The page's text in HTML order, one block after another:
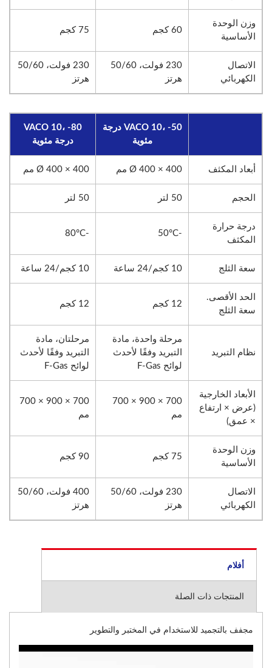
وزن الوحدة
الأساسية
60 كجم 75 كجم
الاتصال
الكهربائي
230 فولت، 50/60
هرتز
230 فولت، 50/60
هرتز
VACO 10، -50 درجة
مئوية
VACO 10، -80
درجة مئوية
أبعاد المكثف Ø 400 × 400 مم Ø 400 × 400 مم
الحجم 50 لتر 50 لتر
درجة حرارة
المكثف
-50°C
-80°C
سعة الثلج 10 كجم/24 ساعة 10 كجم/24 ساعة
الحد الأقصى.
سعة الثلج
12 كجم 12 كجم
نظام التبريد
مرحلة واحدة، مادة
التبريد وفقًا لأحدث
لوائح F-Gas
مرحلتان، مادة
التبريد وفقًا لأحدث
لوائح F-Gas
الأبعاد الخارجية
(عرض × ارتفاع
× عمق)
700 × 900 × 700
مم
700 × 900 × 700
مم
وزن الوحدة
الأساسية
75 كجم 90 كجم
الاتصال
الكهربائي
230 فولت، 50/60
هرتز
400 فولت، 50/60
هرتز
أفلام
المنتجات ذات الصلة
مجفف بالتجميد للاستخدام في المختبر والتطوير